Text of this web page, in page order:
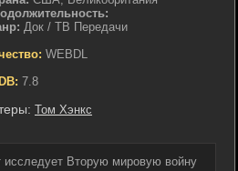
Док / ТВ Передачи
WEBDL
7.8
Том Хэнкс
исследует Вторую мировую войну